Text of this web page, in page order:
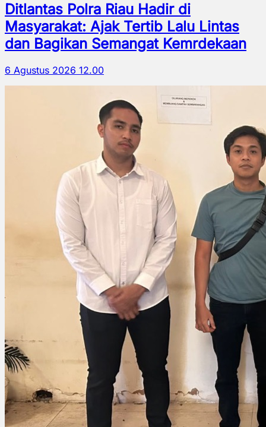
Ditlantas Polra Riau Hadir di
Masyarakat: Ajak Tertib Lalu Lintas
dan Bagikan Semangat Kemrdekaan
6 Agustus 2026 12.00